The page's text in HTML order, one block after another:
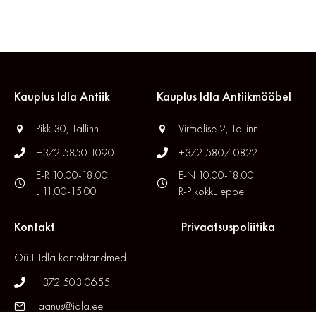
Kauplus Idla Antiik
Pikk 30, Tallinn
+372 5850 1090
E-R 10.00-18.00
L 11.00-15.00
Kauplus Idla Antiikmööbel
Virmalise 2, Tallinn
+372 5807 0822
E-N 10.00-18.00
R-P kokkuleppel
Kontakt
Oü J. Idla kontaktandmed
+372 503 0655
jaanus@idla.ee
Privaatsuspoliitika